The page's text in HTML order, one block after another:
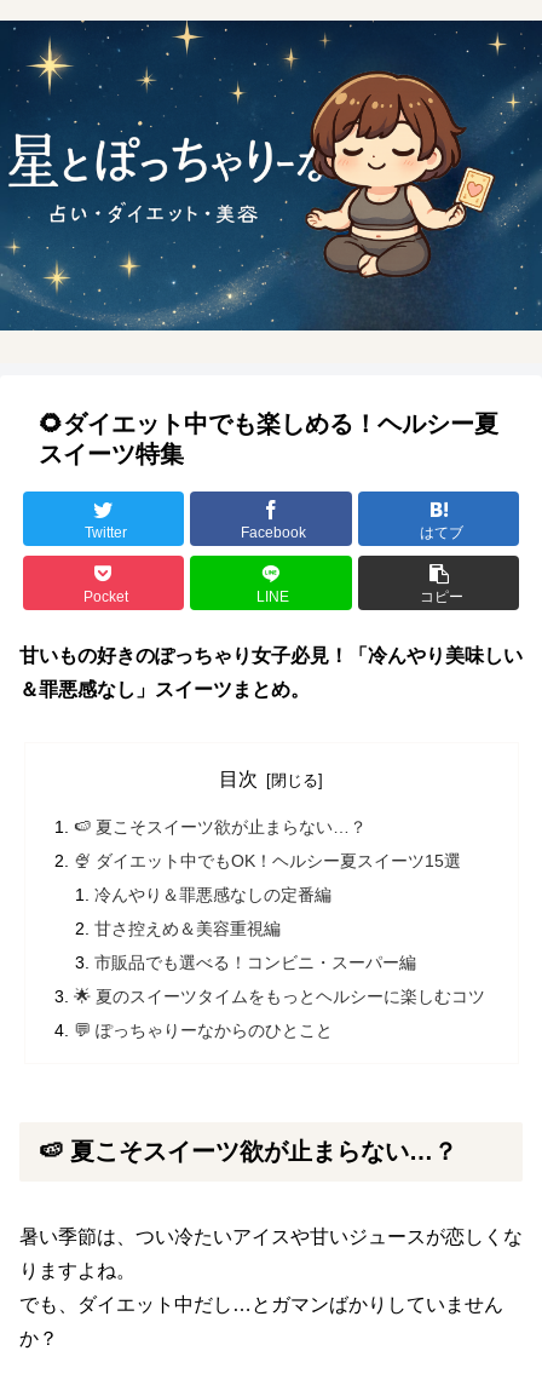
🌻ダイエット中でも楽しめる！ヘルシー夏
スイーツ特集
Twitter Facebook はてブ
Pocket LINE コピー
甘いもの好きのぽっちゃり女子必見！「冷んやり美味しい
＆罪悪感なし」スイーツまとめ。
目次
🍉 夏こそスイーツ欲が止まらない…？
🍨 ダイエット中でもOK！ヘルシー夏スイーツ15選
冷んやり＆罪悪感なしの定番編
甘さ控えめ＆美容重視編
市販品でも選べる！コンビニ・スーパー編
🌟 夏のスイーツタイムをもっとヘルシーに楽しむコツ
💬 ぽっちゃりーなからのひとこと
🍉 夏こそスイーツ欲が止まらない…？
暑い季節は、つい冷たいアイスや甘いジュースが恋しくな
りますよね。
でも、ダイエット中だし…とガマンばかりしていません
か？